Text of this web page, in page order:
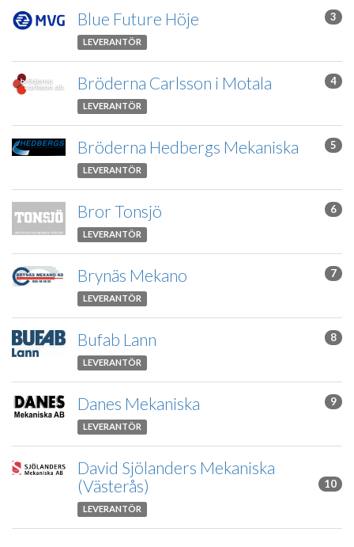
Blue Future Höje 3
LEVERANTÖR
Bröderna Carlsson i Motala 4
LEVERANTÖR
Bröderna Hedbergs Mekaniska 5
LEVERANTÖR
Bror Tonsjö 6
LEVERANTÖR
Brynäs Mekano 7
LEVERANTÖR
Bufab Lann 8
LEVERANTÖR
Danes Mekaniska 9
LEVERANTÖR
David Sjölanders Mekaniska
(Västerås)
10
LEVERANTÖR